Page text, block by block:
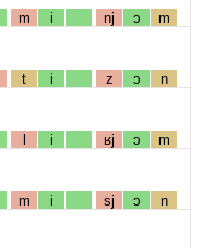
m i nj ɔ m
t i z ɔ n
l i ʁj ɔ m
m i sj ɔ n